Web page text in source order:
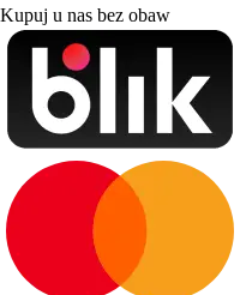
Kupuj u nas bez obaw